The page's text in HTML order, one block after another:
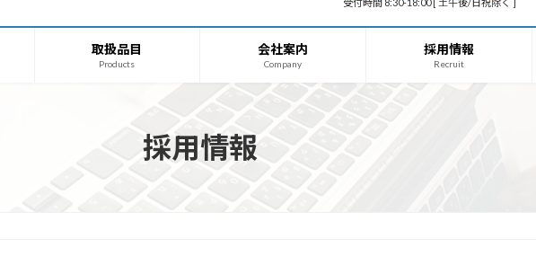
取扱品目
Products
会社案内
Company
採用情報
Recruit
採用情報